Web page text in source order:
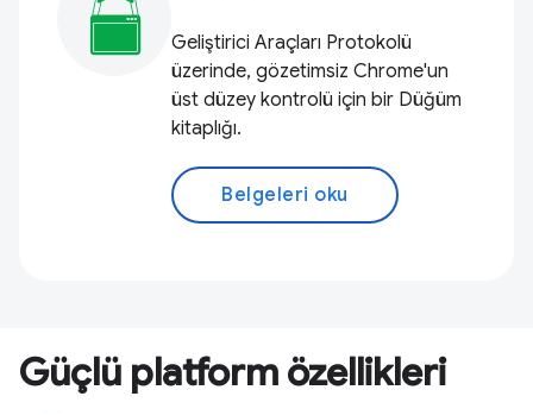
Geliştirici Araçları Protokolü
üzerinde, gözetimsiz Chrome'un
üst düzey kontrolü için bir Düğüm
kitaplığı.
Belgeleri oku
Güçlü platform özellikleri